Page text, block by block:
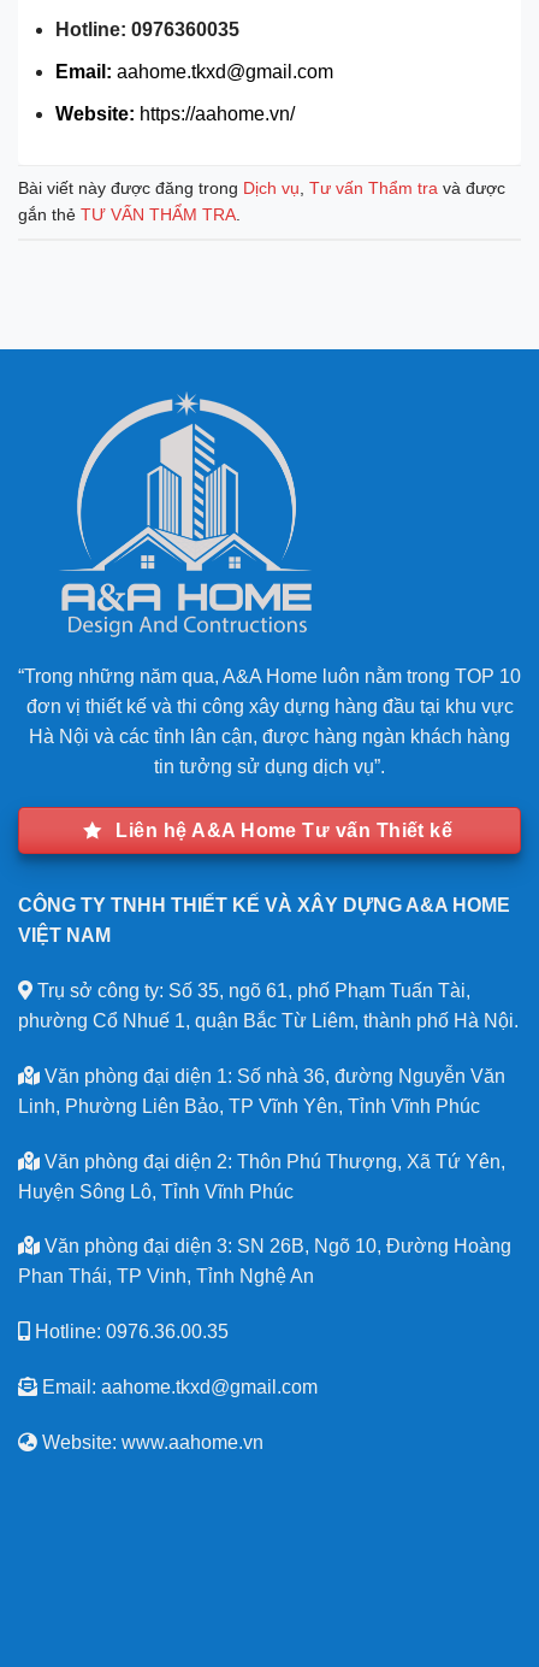
Hotline: 0976360035
Email: aahome.tkxd@gmail.com
Website: https://aahome.vn/
Bài viết này được đăng trong Dịch vụ, Tư vấn Thẩm tra và được
gắn thẻ TƯ VẤN THẨM TRA.
“Trong những năm qua, A&A Home luôn nằm trong TOP 10
đơn vị thiết kế và thi công xây dựng hàng đầu tại khu vực
Hà Nội và các tỉnh lân cận, được hàng ngàn khách hàng
tin tưởng sử dụng dịch vụ”.
Liên hệ A&A Home Tư vấn Thiết kế
CÔNG TY TNHH THIẾT KẾ VÀ XÂY DỰNG A&A HOME
VIỆT NAM
Trụ sở công ty: Số 35, ngõ 61, phố Phạm Tuấn Tài,
phường Cổ Nhuế 1, quận Bắc Từ Liêm, thành phố Hà Nội.
Văn phòng đại diện 1: Số nhà 36, đường Nguyễn Văn
Linh, Phường Liên Bảo, TP Vĩnh Yên, Tỉnh Vĩnh Phúc
Văn phòng đại diện 2: Thôn Phú Thượng, Xã Tứ Yên,
Huyện Sông Lô, Tỉnh Vĩnh Phúc
Văn phòng đại diện 3: SN 26B, Ngõ 10, Đường Hoàng
Phan Thái, TP Vinh, Tỉnh Nghệ An
Hotline: 0976.36.00.35
Email: aahome.tkxd@gmail.com
Website: www.aahome.vn